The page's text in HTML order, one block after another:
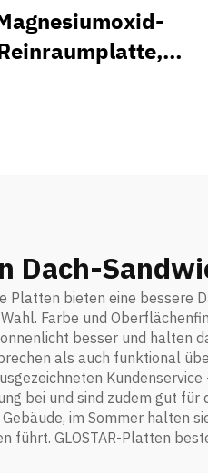
Dach-
Platten bieten eine bessere
Farbe und
besser und halten
als auch funktional
bei und sind zudem gut
im Sommer halten
führt. GLOSTAR-Platten